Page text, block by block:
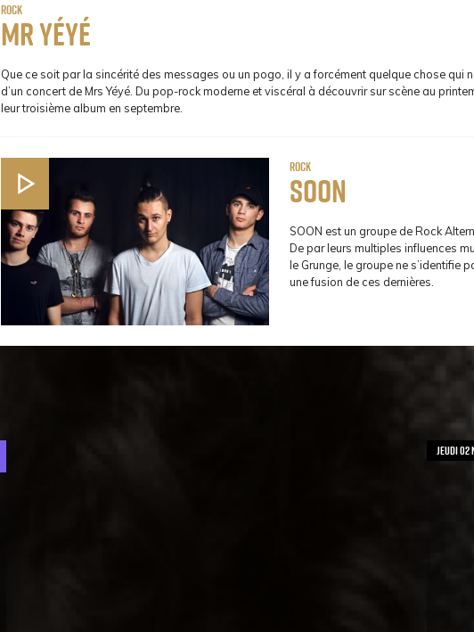
Rock
Mr Yéyé
Que ce soit par la sincérité des messages ou un pogo, il y a forcément quelque chose qui
d’un concert de Mrs Yéyé. Du pop-rock moderne et viscéral à découvrir sur scène au
leur troisième album en septembre.
Rock
Soon
SOON est un groupe de Rock
De par leurs multiples influences
le Grunge, le groupe ne s’identifie
une fusion de ces dernières.
jeudi 02